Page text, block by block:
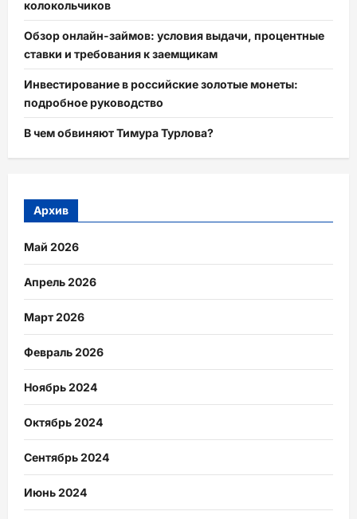
колокольчиков
Обзор онлайн-займов: условия выдачи, процентные
ставки и требования к заемщикам
Инвестирование в российские золотые монеты:
подробное руководство
В чем обвиняют Тимура Турлова?
Архив
Май 2026
Апрель 2026
Март 2026
Февраль 2026
Ноябрь 2024
Октябрь 2024
Сентябрь 2024
Июнь 2024